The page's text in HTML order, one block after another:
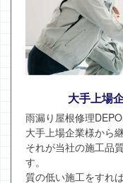
大手上場
雨漏り屋根修理
大手上場企業様から
それが当社の施工品
す。
質の低い施工をすれ